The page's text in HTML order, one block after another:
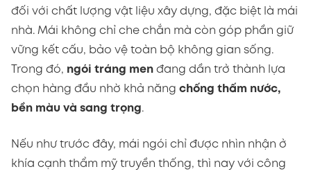
đối với chất lượng vật liệu xây dựng, đặc biệt là mái
nhà. Mái không chỉ che chắn mà còn góp phần giữ
vững kết cấu, bảo vệ toàn bộ không gian sống.
Trong đó, ngói tráng men đang dần trở thành lựa
chọn hàng đầu nhờ khả năng chống thấm nước,
bền màu và sang trọng.
Nếu như trước đây, mái ngói chỉ được nhìn nhận ở
khía cạnh thẩm mỹ truyền thống, thì nay với công